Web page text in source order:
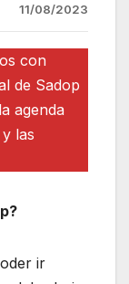
11/08/2023
con
de Sadop
agenda
las
ir